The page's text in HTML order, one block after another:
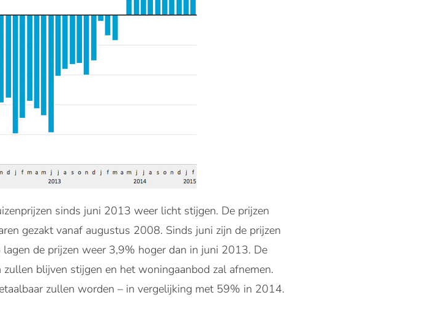
sinds juni 2013 weer licht stijgen. De prijzen
gezakt vanaf augustus 2008. Sinds juni zijn de prijzen
de prijzen weer 3,9% hoger dan in juni 2013. De
blijven stijgen en het woningaanbod zal afnemen.
zullen worden – in vergelijking met 59% in 2014.